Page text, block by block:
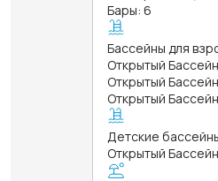
Бары: 6
Бассейны для
Открытый Бассейн
Открытый Бассейн
Открытый Бассейн
Детские
Открытый Бассейн